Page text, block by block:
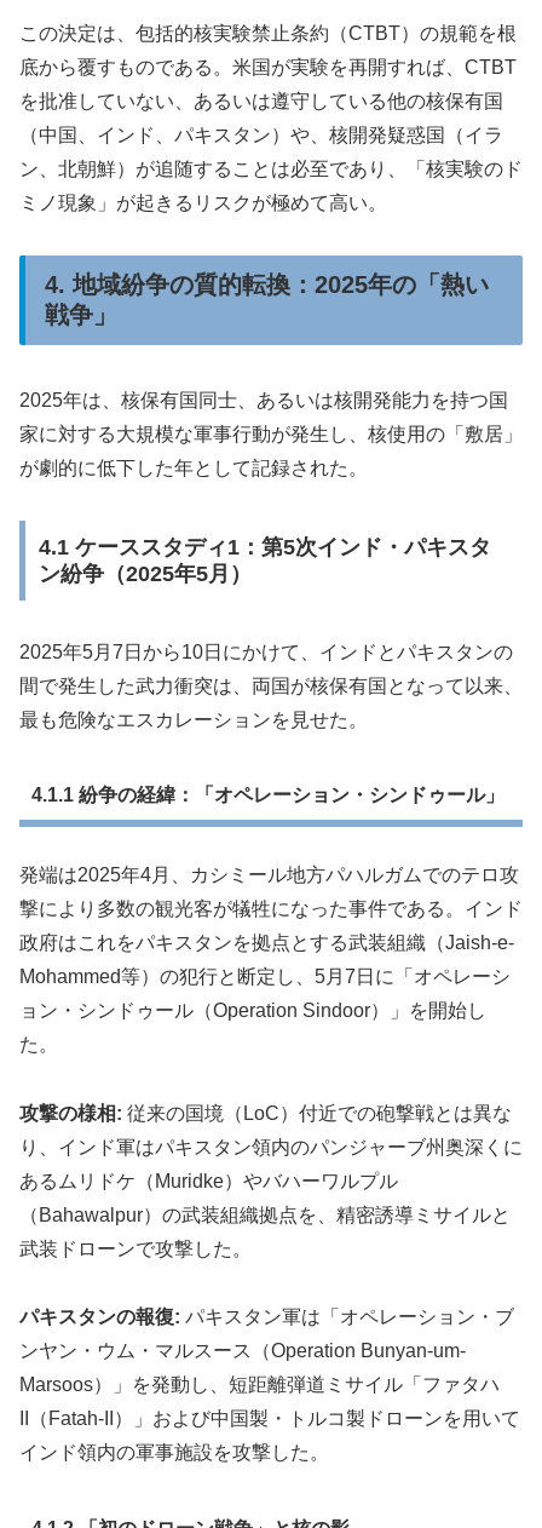
この決定は、包括的核実験禁止条約（CTBT）の規範を根
底から覆すものである。米国が実験を再開すれば、CTBT
を批准していない、あるいは遵守している他の核保有国
（中国、インド、パキスタン）や、核開発疑惑国（イラ
ン、北朝鮮）が追随することは必至であり、「核実験のド
ミノ現象」が起きるリスクが極めて高い。
4. 地域紛争の質的転換：2025年の「熱い
戦争」
2025年は、核保有国同士、あるいは核開発能力を持つ国
家に対する大規模な軍事行動が発生し、核使用の「敷居」
が劇的に低下した年として記録された。
4.1 ケーススタディ1：第5次インド・パキスタ
ン紛争（2025年5月）
2025年5月7日から10日にかけて、インドとパキスタンの
間で発生した武力衝突は、両国が核保有国となって以来、
最も危険なエスカレーションを見せた。
4.1.1 紛争の経緯：「オペレーション・シンドゥール」
発端は2025年4月、カシミール地方パハルガムでのテロ攻
撃により多数の観光客が犠牲になった事件である。インド
政府はこれをパキスタンを拠点とする武装組織（Jaish-e-
Mohammed等）の犯行と断定し、5月7日に「オペレーシ
ョン・シンドゥール（Operation Sindoor）」を開始し
た。
攻撃の様相: 従来の国境（LoC）付近での砲撃戦とは異な
り、インド軍はパキスタン領内のパンジャーブ州奥深くに
あるムリドケ（Muridke）やバハーワルプル
（Bahawalpur）の武装組織拠点を、精密誘導ミサイルと
武装ドローンで攻撃した。
パキスタンの報復: パキスタン軍は「オペレーション・ブ
ンヤン・ウム・マルスース（Operation Bunyan-um-
Marsoos）」を発動し、短距離弾道ミサイル「ファタハ
II（Fatah-II）」および中国製・トルコ製ドローンを用いて
インド領内の軍事施設を攻撃した。